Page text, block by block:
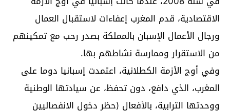
الاقتصادية، قدم المغرب إعفاءات لاستقبال العمال
ورجال الأعمال الإسبان بالمملكة بصدر رحب مع تمكينهم
من الاستقرار وممارسة نشاطهم بها.
وفي أوج الأزمة الكطلانية، اعتمدت إسبانيا دوما على
المغرب، الذي دافع، دون تحفظ، عن سيادتها الوطنية
ووحدتها الترابية، بالأفعال (حظر دخول الانفصاليين